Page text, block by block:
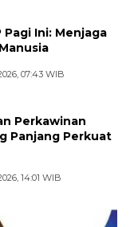
Pagi Ini: Menjaga
07:43 WIB
Perkawinan
Panjang Perkuat
14:01 WIB